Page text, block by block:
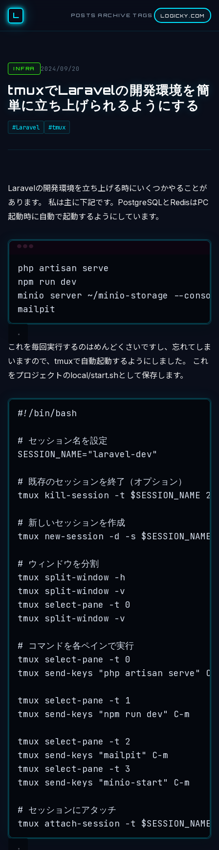
L POSTS ARCHIVE TAGS LOGICKY.COM
INFRA 2024/09/20
tmuxでLaravelの開発環境を簡
単に立ち上げられるようにする
#Laravel #tmux
Laravelの開発環境を立ち上げる時にいくつかやることが
あります。 私は主に下記です。PostgreSQLとRedisはPC
起動時に自動で起動するようにしています。
php artisan
serve
npm
run dev
minio
server ~/minio-storage
--
mailpit
これを毎回実行するのはめんどくさいですし、忘れてしま
いますので、tmuxで自動起動するようにしました。 これ
をプロジェクトのlocal/start.shとして保存します。
#!/bin/bash
# セッション名を設定
SESSION_NAME= "laravel-dev"
# 既存のセッションを終了（オプション）
tmux
kill-session -t $SESSION_NAME 2>
# 新しいセッションを作成
tmux
new-session -d -s $SESSION_NAME
# ウィンドウを分割
tmux
split-window
-h
tmux
split-window
-v
tmux
select-pane -t
0
tmux
split-window -v
# コマンドを各ペインで実行
tmux
select-pane -t
0
tmux
send-keys " php artisan serve " C-
tmux select-pane -t
1
tmux
send-keys " npm run dev" C-m
tmux select-pane -t
2
tmux
send-keys "mailpit "
C-m
tmux
select-pane -t
3
tmux
send-keys "minio-start " C-m
# セッションにアタッチ
tmux attach-session -t $SESSION_NAME